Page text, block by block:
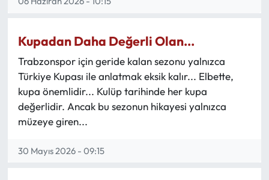
Kupadan Daha Değerli Olan...
Trabzonspor için geride kalan sezonu yalnızca
Türkiye Kupası ile anlatmak eksik kalır... Elbette,
kupa önemlidir... Kulüp tarihinde her kupa
değerlidir. Ancak bu sezonun hikayesi yalnızca
müzeye giren...
30 Mayıs 2026 - 09:15